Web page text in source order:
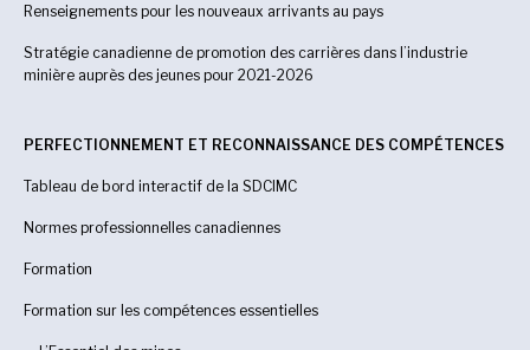
Renseignements pour les nouveaux arrivants au pays
Stratégie canadienne de promotion des carrières dans l’industrie
minière auprès des jeunes pour 2021-2026
PERFECTIONNEMENT ET RECONNAISSANCE DES COMPÉTENCES
Tableau de bord interactif de la SDCIMC
Normes professionnelles canadiennes
Formation
Formation sur les compétences essentielles